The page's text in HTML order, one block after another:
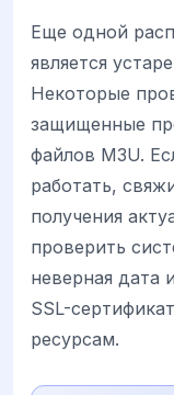
Еще одной
является
Некоторые
защищенные
файлов M3U.
работать,
получения
проверить
неверная дата
SSL-
ресурсам.